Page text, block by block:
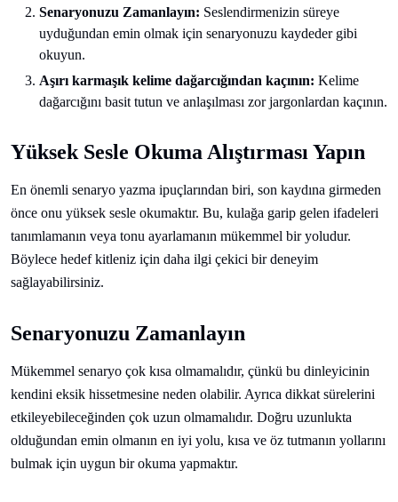
Senaryonuzu Zamanlayın: Seslendirmenizin süreye
uyduğundan emin olmak için senaryonuzu kaydeder gibi
okuyun.
Aşırı karmaşık kelime dağarcığından kaçının: Kelime
dağarcığını basit tutun ve anlaşılması zor jargonlardan kaçının.
Yüksek Sesle Okuma Alıştırması Yapın
En önemli senaryo yazma ipuçlarından biri, son kaydına girmeden
önce onu yüksek sesle okumaktır. Bu, kulağa garip gelen ifadeleri
tanımlamanın veya tonu ayarlamanın mükemmel bir yoludur.
Böylece hedef kitleniz için daha ilgi çekici bir deneyim
sağlayabilirsiniz.
Senaryonuzu Zamanlayın
Mükemmel senaryo çok kısa olmamalıdır, çünkü bu dinleyicinin
kendini eksik hissetmesine neden olabilir. Ayrıca dikkat sürelerini
etkileyebileceğinden çok uzun olmamalıdır. Doğru uzunlukta
olduğundan emin olmanın en iyi yolu, kısa ve öz tutmanın yollarını
bulmak için uygun bir okuma yapmaktır.